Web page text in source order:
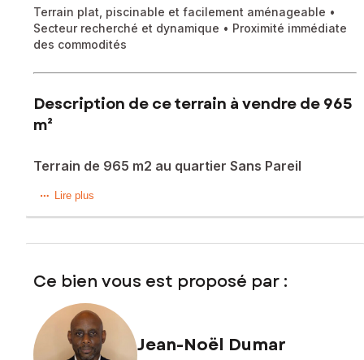
Terrain plat, piscinable et facilement aménageable •
Secteur recherché et dynamique • Proximité immédiate
des commodités
Description de ce terrain à vendre de 965
m²
Terrain de 965 m2 au quartier Sans Pareil
Jean-Noël DUMAR vous propose ce terrain constructible
position stratégique entre Fort-de-France et le Sud de la
À proximité immédiate des commerces, établissements
scolaires, services et principaux axes routiers, ce terrain
bénéficie d’un environnement agréable tout en offrant une
excellente accessibilité pour un projet de résidence
Lire plus
Ce bien vous est proposé par :
Jean-Noël Dumar